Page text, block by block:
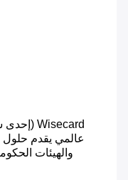
عالمي يقدم حلول
والهيئات